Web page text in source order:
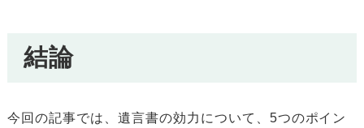
結論
今回の記事では、遺言書の効力について、5つのポイン